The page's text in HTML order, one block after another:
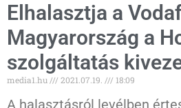
Elhalasztja a
Magyarország a
szolgáltatás
media1.hu 2021.07.19. 18:09